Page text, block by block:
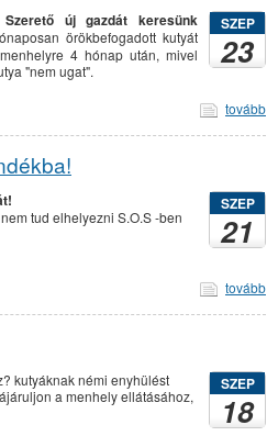
SZEP
23
új gazdát keresünk
örökbefogadott kutyát
4 hónap után, mivel
"nem ugat".
tovább
SZEP
21
tud elhelyezni S.O.S -ben
tovább
SZEP
18
kutyáknak némi enyhülést
a menhely ellátásához,